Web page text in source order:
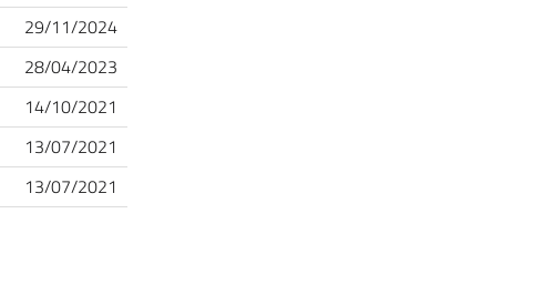
29/11/2024
28/04/2023
14/10/2021
13/07/2021
13/07/2021